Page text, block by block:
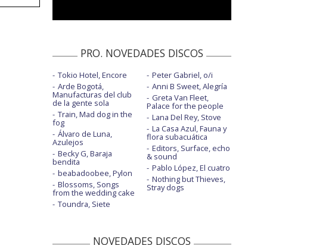
PRO. NOVEDADES DISCOS
Tokio Hotel, Encore
Arde Bogotá,
Manufacturas del club
de la gente sola
Train, Mad dog in the
fog
Álvaro de Luna,
Azulejos
Becky G, Baraja
bendita
beabadoobee, Pylon
Blossoms, Songs
from the wedding cake
Toundra, Siete
Peter Gabriel, o/i
Anni B Sweet, Alegría
Greta Van Fleet,
Palace for the people
Lana Del Rey, Stove
La Casa Azul, Fauna y
flora subacuática
Editors, Surface, echo
& sound
Pablo López, El cuatro
Nothing but Thieves,
Stray dogs
NOVEDADES DISCOS